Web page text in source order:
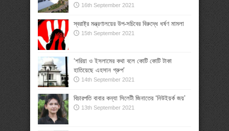
16th September 2021
স্বরাষ্ট্র মন্ত্রণালয়ের উপ-সচিবের বিরুদ্ধে ধর্ষণ মামলা
15th September 2021
‘শরিয়া ও ইসলামের কথা বলে কোটি কোটি টাকা
হাতিয়েছে এহসান গ্রুপ’
14th September 2021
বিচারপতি বাবার কন্যা সিলেটী জিনাতের ‘নিউইয়র্ক জয়’
13th September 2021